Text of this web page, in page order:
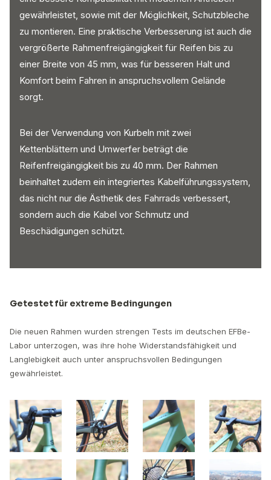
gewährleistet, sowie mit der Möglichkeit, Schutzbleche
zu montieren. Eine praktische Verbesserung ist auch die
vergrößerte Rahmenfreigängigkeit für Reifen bis zu
einer Breite von 45 mm, was für besseren Halt und
Komfort beim Fahren in anspruchsvollem Gelände
sorgt.
Bei der Verwendung von Kurbeln mit zwei
Kettenblättern und Umwerfer beträgt die
Reifenfreigängigkeit bis zu 40 mm. Der Rahmen
beinhaltet zudem ein integriertes Kabelführungssystem,
das nicht nur die Ästhetik des Fahrrads verbessert,
sondern auch die Kabel vor Schmutz und
Beschädigungen schützt.
Getestet für extreme Bedingungen
Die neuen Rahmen wurden strengen Tests im deutschen EFBe-
Labor unterzogen, was ihre hohe Widerstandsfähigkeit und
Langlebigkeit auch unter anspruchsvollen Bedingungen
gewährleistet.